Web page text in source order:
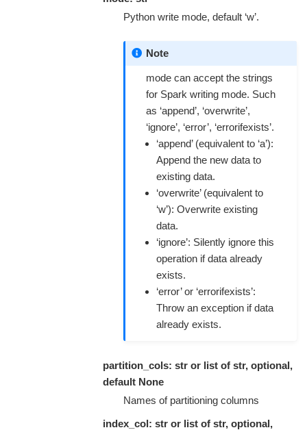
Python write mode, default ‘w’.
Note
mode can accept the strings
for Spark writing mode. Such
as ‘append’, ‘overwrite’,
‘ignore’, ‘error’, ‘errorifexists’.
‘append’ (equivalent to ‘a’):
Append the new data to
existing data.
‘overwrite’ (equivalent to
‘w’): Overwrite existing
data.
‘ignore’: Silently ignore this
operation if data already
exists.
‘error’ or ‘errorifexists’:
Throw an exception if data
already exists.
partition_cols: str or list of str, optional,
default None
Names of partitioning columns
index_col: str or list of str, optional,